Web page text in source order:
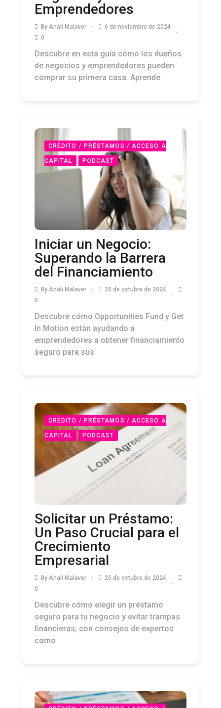
Emprendedores
By Anali Malaver
6 de noviembre de 2024
0
Descubre en esta guía cómo los dueños
de negocios y emprendedores pueden
comprar su primera casa. Aprende
CRÉDITO / PRÉSTAMOS / ACCESO A
CAPITAL PODCAST
Iniciar un Negocio:
Superando la Barrera
del Financiamiento
By Anali Malaver
25 de octubre de 2024
0
Descubre cómo Opportunities Fund y Get
In Motion están ayudando a
emprendedores a obtener financiamiento
seguro para sus
CRÉDITO / PRÉSTAMOS / ACCESO A
CAPITAL PODCAST
Solicitar un Préstamo:
Un Paso Crucial para el
Crecimiento
Empresarial
By Anali Malaver
25 de octubre de 2024
0
Descubre cómo elegir un préstamo
seguro para tu negocio y evitar trampas
financieras, con consejos de expertos
como